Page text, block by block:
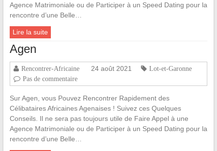
Agence Matrimoniale ou de Participer à un Speed Dating pour la
rencontre d’une Belle…
Lire la suite
Agen
Rencontrer-Africaine 24 août 2021
Lot-et-Garonne
Pas de commentaire
Sur Agen, vous Pouvez Rencontrer Rapidement des
Célibataires Africaines Agenaises ! Suivez ces Quelques
Conseils. Il ne sera pas toujours utile de Faire Appel à une
Agence Matrimoniale ou de Participer à un Speed Dating pour la
rencontre d’une Belle…